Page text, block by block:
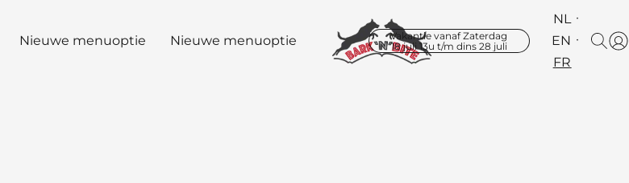
Nieuwe menuoptie Nieuwe menuoptie
Vakantie vanaf Zaterdag
18 juli 13u t/m dins 28 juli
NL
EN
FR